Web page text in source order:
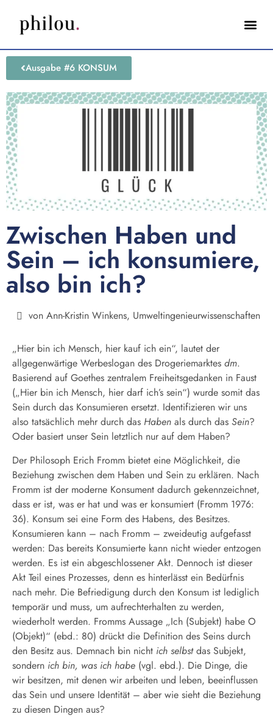
Ausgabe #6 KONSUM
Zwischen Haben und
Sein – ich konsumiere,
also bin ich?
von Ann-Kristin Winkens, Umweltingenieurwissenschaften
„Hier bin ich Mensch, hier kauf ich ein“, lautet der
allgegenwärtige Werbeslogan des Drogeriemarktes dm.
Basierend auf Goethes zentralem Freiheitsgedanken in Faust
(„Hier bin ich Mensch, hier darf ich’s sein“) wurde somit das
Sein durch das Konsumieren ersetzt. Identifizieren wir uns
also tatsächlich mehr durch das Haben als durch das Sein?
Oder basiert unser Sein letztlich nur auf dem Haben?
Der Philosoph Erich Fromm bietet eine Möglichkeit, die
Beziehung zwischen dem Haben und Sein zu erklären. Nach
Fromm ist der moderne Konsument dadurch gekennzeichnet,
dass er ist, was er hat und was er konsumiert (Fromm 1976:
36). Konsum sei eine Form des Habens, des Besitzes.
Konsumieren kann – nach Fromm – zweideutig aufgefasst
werden: Das bereits Konsumierte kann nicht wieder entzogen
werden. Es ist ein abgeschlossener Akt. Dennoch ist dieser
Akt Teil eines Prozesses, denn es hinterlässt ein Bedürfnis
nach mehr. Die Befriedigung durch den Konsum ist lediglich
temporär und muss, um aufrechterhalten zu werden,
wiederholt werden. Fromms Aussage „Ich (Subjekt) habe O
(Objekt)“ (ebd.: 80) drückt die Definition des Seins durch
den Besitz aus. Demnach bin nicht ich selbstdas Subjekt,
sondern ich bin, was ich habe (vgl. ebd.). Die Dinge, die
wir besitzen, mit denen wir arbeiten und leben, beeinflussen
das Sein und unsere Identität – aber wie sieht die Beziehung
zu diesen Dingen aus?